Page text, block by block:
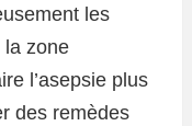
les
la zone
l’asepsie plus
des remèdes